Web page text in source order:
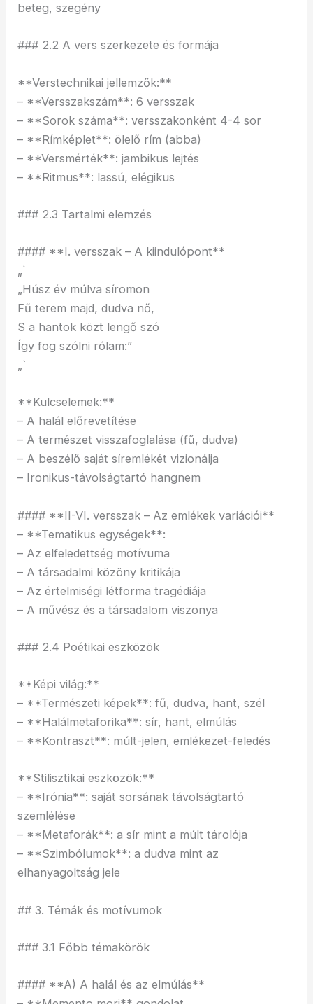
beteg, szegény
### 2.2 A vers szerkezete és formája
**Verstechnikai jellemzők:**
– **Versszakszám**: 6 versszak
– **Sorok száma**: versszakonként 4-4 sor
– **Rímképlet**: ölelő rím (abba)
– **Versmérték**: jambikus lejtés
– **Ritmus**: lassú, elégikus
### 2.3 Tartalmi elemzés
#### **I. versszak – A kiindulópont**
„`
„Húsz év múlva síromon
Fű terem majd, dudva nő,
S a hantok közt lengő szó
Így fog szólni rólam:”
„`
**Kulcselemek:**
– A halál előrevetítése
– A természet visszafoglalása (fű, dudva)
– A beszélő saját síremlékét vizionálja
– Ironikus-távolságtartó hangnem
#### **II-VI. versszak – Az emlékek variációi**
– **Tematikus egységek**:
– Az elfeledettség motívuma
– A társadalmi közöny kritikája
– Az értelmiségi létforma tragédiája
– A művész és a társadalom viszonya
### 2.4 Poétikai eszközök
**Képi világ:**
– **Természeti képek**: fű, dudva, hant, szél
– **Halálmetaforika**: sír, hant, elmúlás
– **Kontraszt**: múlt-jelen, emlékezet-feledés
**Stilisztikai eszközök:**
– **Irónia**: saját sorsának távolságtartó
szemlélése
– **Metaforák**: a sír mint a múlt tárolója
– **Szimbólumok**: a dudva mint az
elhanyagoltság jele
## 3. Témák és motívumok
### 3.1 Főbb témakörök
#### **A) A halál és az elmúlás**